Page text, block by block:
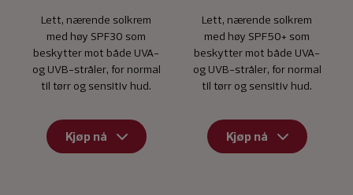
Lett, nærende solkrem
med høy SPF30 som
beskytter mot både UVA-
og UVB-stråler, for normal
til tørr og sensitiv hud.
Kjøp nå
Lett, nærende solkrem
med høy SPF50+ som
beskytter mot både UVA-
og UVB-stråler, for normal
til tørr og sensitiv hud.
Kjøp nå